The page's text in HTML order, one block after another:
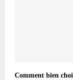
Comment bien